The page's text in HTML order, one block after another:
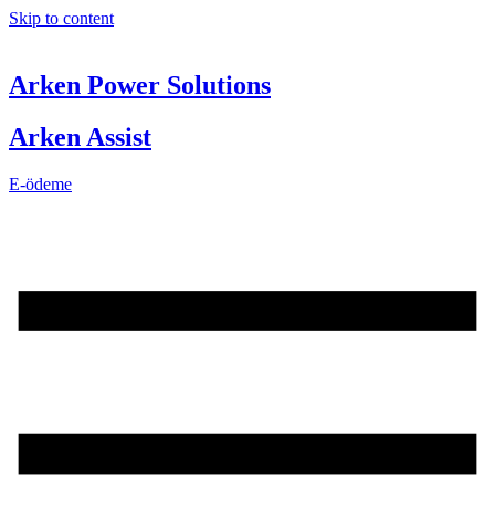
Skip to content
Arken Power Solutions
Arken Assist
E-ödeme